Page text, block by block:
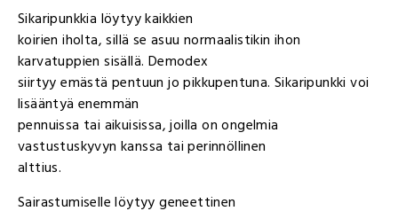
Sikaripunkkia löytyy kaikkien
koirien iholta, sillä se asuu normaalistikin ihon
karvatuppien sisällä. Demodex
siirtyy emästä pentuun jo pikkupentuna. Sikaripunkki voi
lisääntyä enemmän
pennuissa tai aikuisissa, joilla on ongelmia
vastustuskyvyn kanssa tai perinnöllinen
alttius.
Sairastumiselle löytyy geneettinen